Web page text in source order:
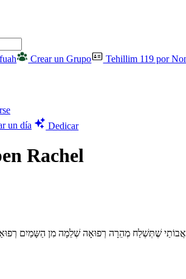
Crear un Grupo Tehillim 119 por
un día
Dedicar
Rachel
אֲבוֹתַי שֶׁתְּשְׁלַח מְהֵרָה רְפוּאָה שְׁלֵמָה מִן הַשָּמַיִם